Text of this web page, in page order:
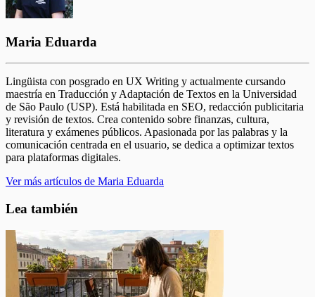
Maria Eduarda
Lingüista con posgrado en UX Writing y actualmente cursando
maestría en Traducción y Adaptación de Textos en la Universidad
de São Paulo (USP). Está habilitada en SEO, redacción publicitaria
y revisión de textos. Crea contenido sobre finanzas, cultura,
literatura y exámenes públicos. Apasionada por las palabras y la
comunicación centrada en el usuario, se dedica a optimizar textos
para plataformas digitales.
Ver más artículos de Maria Eduarda
Lea también